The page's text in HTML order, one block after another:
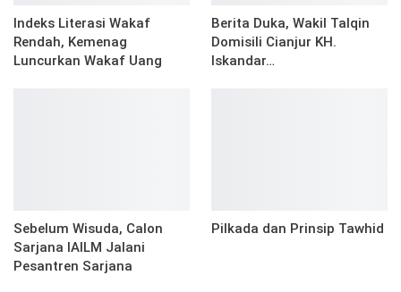
Indeks Literasi Wakaf
Rendah, Kemenag
Luncurkan Wakaf Uang
Berita Duka, Wakil Talqin
Domisili Cianjur KH.
Iskandar…
Sebelum Wisuda, Calon
Sarjana IAILM Jalani
Pesantren Sarjana
Pilkada dan Prinsip Tawhid